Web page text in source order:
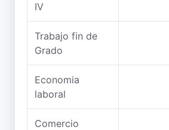
IV
Trabajo fin de
Grado
Economia
laboral
Comercio